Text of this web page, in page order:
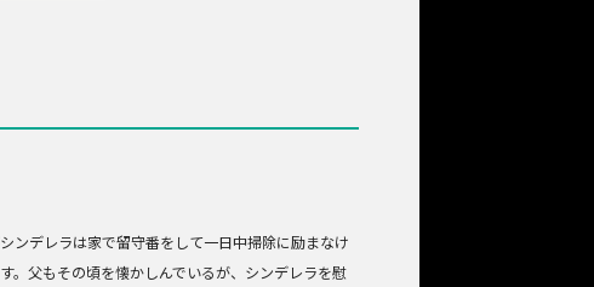
ンデレラは家で留守番をして一日中掃除に励まなけ
。父もその頃を懐かしんでいるが、シンデレラを慰